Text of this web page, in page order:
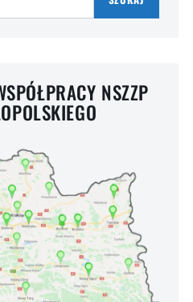
NSZZP